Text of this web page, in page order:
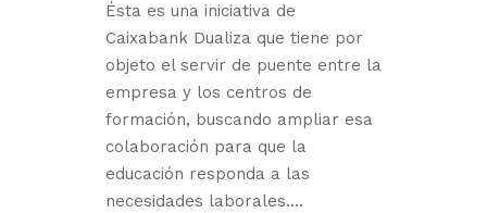
Ésta es una iniciativa de
Caixabank Dualiza que tiene por
objeto el servir de puente entre la
empresa y los centros de
formación, buscando ampliar esa
colaboración para que la
educación responda a las
necesidades laborales....